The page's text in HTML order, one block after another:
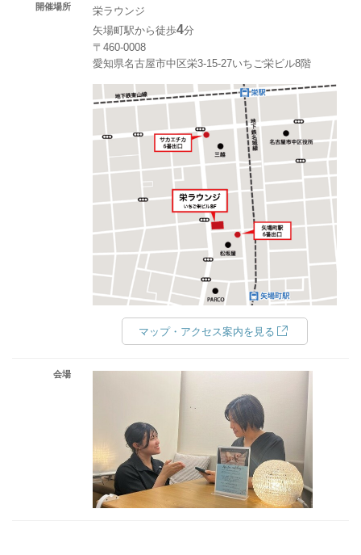
開催場所
栄ラウンジ
矢場町駅から徒歩4分
〒460-0008
愛知県名古屋市中区栄3-15-27いちご栄ビル8階
マップ・アクセス案内を見る
会場